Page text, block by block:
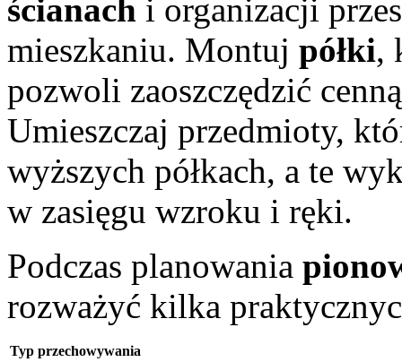
ścianach i organizacji
mieszkaniu. Montuj półki,
pozwoli zaoszczędzić
Umieszczaj przedmioty,
wyższych półkach, a te
w zasięgu wzroku i ręki.
Podczas planowania
rozważyć kilka
Typ przechowywania